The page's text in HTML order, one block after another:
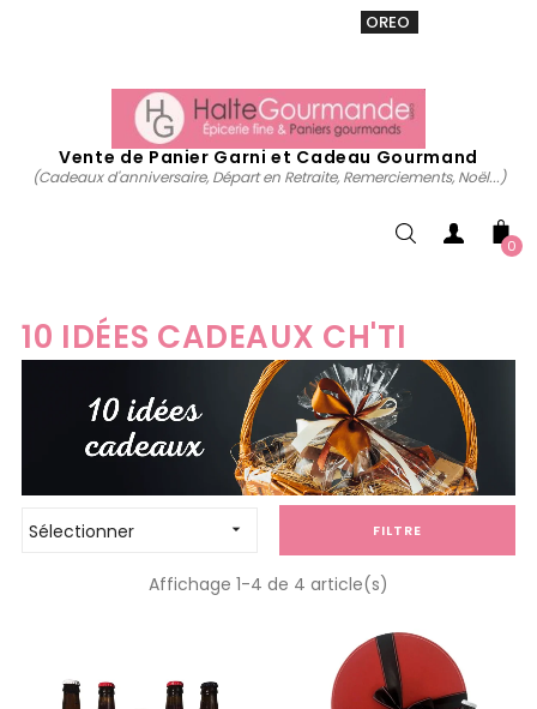
OREO
Vente de Panier Garni et Cadeau Gourmand
(Cadeaux d'anniversaire, Départ en Retraite, Remerciements, Noël...)
0
10 IDÉES CADEAUX CH'TI
Sélectionner  FILTRE
Affichage 1-4 de 4 article(s)